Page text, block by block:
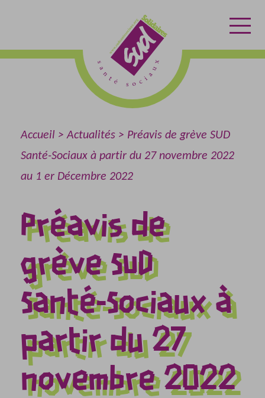
contenu
menu
l'accueil
Accueil Actualités
Préavis de grève SUD
Santé-Sociaux à partir du 27 novembre 2022
au 1 er Décembre 2022
Préavis de
grève SUD
Santé-Sociaux à
partir du 27
novembre 2022